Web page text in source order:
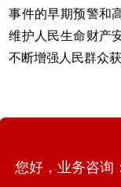
事件的早期预警和
维护人民生命财产
不断增强人民群众
您好，业务咨询